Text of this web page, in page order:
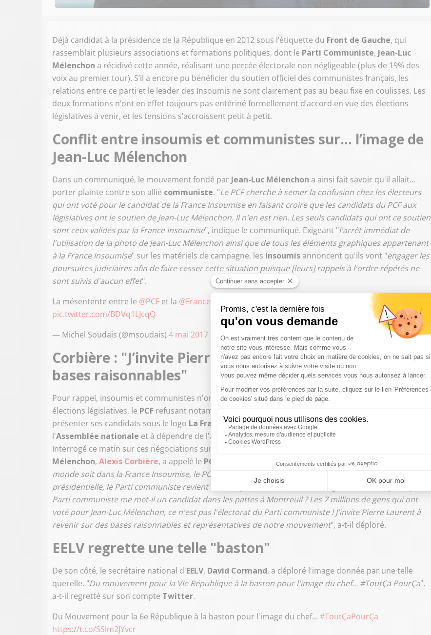
Déjà candidat à la présidence de la République en 2012 sous l’étiquette du Front de Gauche, qui
rassemblait plusieurs associations et formations politiques, dont le Parti Communiste, Jean-Luc
Mélenchon a récidivé cette année, réalisant une percée électorale non négligeable (plus de 19% des
voix au premier tour). S’il a encore pu bénéficier du soutien officiel des communistes français, les
relations entre ce parti et le leader des Insoumis ne sont clairement pas au beau fixe en coulisses. Les
deux formations n’ont en effet toujours pas entériné formellement d’accord en vue des élections
législatives à venir, et les tensions s’accroissent petit à petit.
Conflit entre insoumis et communistes sur… l’image de
Jean-Luc Mélenchon
Dans un communiqué, le mouvement fondé par Jean-Luc Mélenchon a ainsi fait savoir qu'il allait...
porter plainte contre son allié communiste. "Le PCF cherche à semer la confusion chez les électeurs
qui ont voté pour le candidat de la France Insoumise en faisant croire que les candidats du PCF aux
législatives ont le soutien de Jean-Luc Mélenchon. Il n'en est rien. Les seuls candidats qui ont ce soutien
sont ceux validés par la France Insoumise", indique le communiqué. Exigeant "l'arrêt immédiat de
l'utilisation de la photo de Jean-Luc Mélenchon ainsi que de tous les éléments graphiques appartenant
à la France Insoumise" sur les matériels de campagne, les Insoumisannoncent qu'ils vont "engager les
poursuites judiciaires afin de faire cesser cette situation puisque [leurs] rappels à l'ordre répétés ne
sont suivis d'aucun effet".
La mésentente entre le @PCF et la @FranceInsoumise
#clarification
pic.twitter.com/BDVq1LJcqQ
— Michel Soudais (@msoudais) 4 mai 2017
Corbière : "J’invite Pierre Laurent à revenir sur des
bases raisonnables"
Pour rappel, insoumis et communistes n'ont toujours pas réussi à se mettre d’accord en vue des
élections législatives, le PCF refusant notamment de signer une "charte" dans laquelle il s'engagerait à
présenter ses candidats sous le logo La France insoumise, à respecter une discipline de vote à
l'Assemblée nationale et à dépendre de l'association de financement de La France insoumise.
Interrogé ce matin sur ces négociations sur
Mélenchon, Alexis Corbière, a appelé le PCF à revenir à la raison. "Nous avions proposé que tout le
monde soit dans la France Insoumise, le PCF a dit non. Maintenant, après notre bon score à la
présidentielle, le Parti communiste revient et veut qu'on s'entende sur les législatives. Mais pourquoi le
Parti communiste me met-il un candidat dans les pattes à Montreuil ? Les 7 millions de gens qui ont
voté pour Jean-Luc Mélenchon, ce n'est pas l'électorat du Parti communiste ! J'invite Pierre Laurent à
revenir sur des bases raisonnables et représentatives de notre mouvement", a-t-il déploré.
EELV regrette une telle "baston"
De son côté, le secrétaire national d'EELV, David Cormand, a déploré l'image donnée par une telle
querelle. "Du mouvement pour la VIe République à la baston pour l'image du chef... #ToutÇa PourÇa",
a-t-il regretté sur son compte Twitter.
Du Mouvement pour la 6e République à la baston pour l'image du chef... #ToutÇaPourÇa
https://t.co/SSlm2JYvcr